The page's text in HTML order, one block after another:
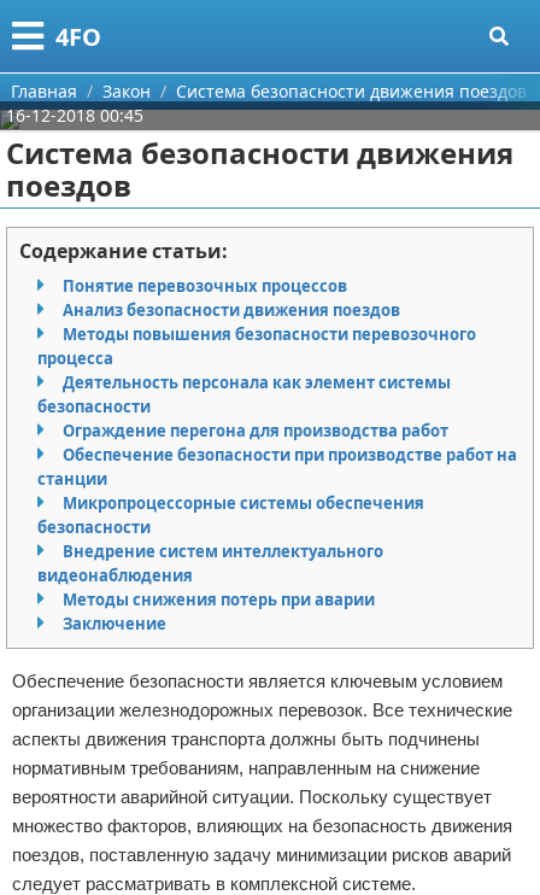
4FO
Меню
Главная
Категории
Медицина
Информационные технологии
Финансы
Закон
Психология
Спорт и фитнес
Красота
Кино и сериалы
Покупки
Мода и стиль
Поиск
О проекте
Контакты
Сотрудничество
Размещение рекламы
Для правообладателей
Условия предоставления информации
Отказ от ответственности
Главная Закон
Система безопасности движения поездов
16-12-2018 00:45
Система безопасности движения
поездов
Содержание статьи:
Понятие перевозочных процессов
Анализ безопасности движения поездов
Методы повышения безопасности перевозочного
процесса
Деятельность персонала как элемент системы
безопасности
Ограждение перегона для производства работ
Обеспечение безопасности при производстве работ на
станции
Микропроцессорные системы обеспечения
безопасности
Внедрение систем интеллектуального
видеонаблюдения
Методы снижения потерь при аварии
Заключение
Обеспечение безопасности является ключевым условием
организации железнодорожных перевозок. Все технические
аспекты движения транспорта должны быть подчинены
нормативным требованиям, направленным на снижение
вероятности аварийной ситуации. Поскольку существует
множество факторов, влияющих на безопасность движения
поездов, поставленную задачу минимизации рисков аварий
следует рассматривать в комплексной системе.